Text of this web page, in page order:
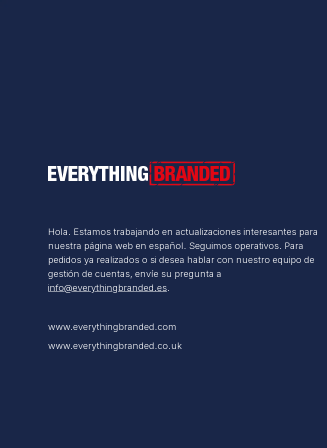
Everything Branded
Hola. Estamos trabajando en actualizaciones interesantes para
nuestra página web en español. Seguimos operativos. Para
pedidos ya realizados o si desea hablar con nuestro equipo de
gestión de cuentas, envíe su pregunta a
info@everythingbranded.es.
www.everythingbranded.com
www.everythingbranded.co.uk